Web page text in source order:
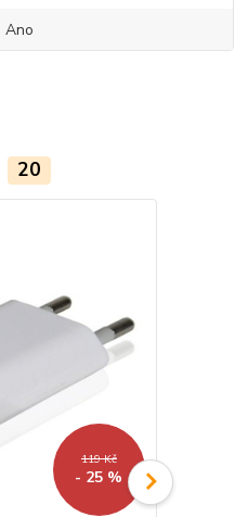
Ano
20
119 Kč
- 25 %